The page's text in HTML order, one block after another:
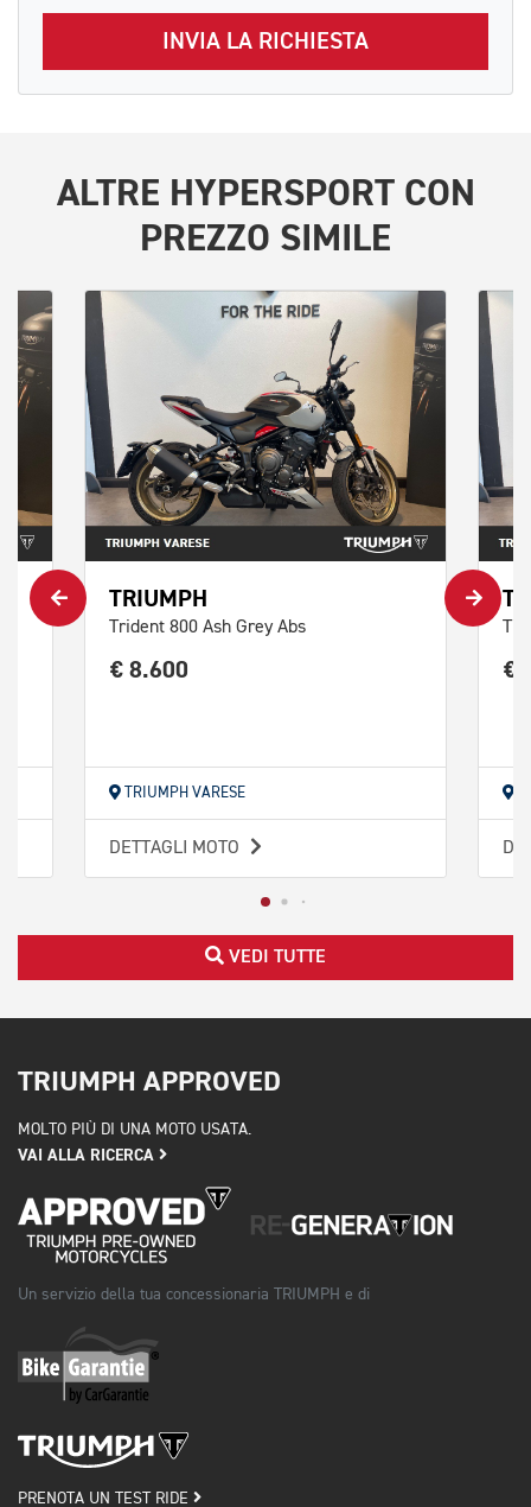
INVIA LA RICHIESTA
ALTRE HYPERSPORTCON
PREZZO SIMILE
TRIUMPH
Trident 800 Ash Grey Abs
€ 8.600
TRIUMPH VARESE
DETTAGLI MOTO
€
VEDI TUTTE
TRIUMPH APPROVED
MOLTO PIÙ DI UNA MOTO USATA.
VAI ALLA RICERCA
Un servizio della tua concessionaria TRIUMPH e di
PRENOTA UN TEST RIDE